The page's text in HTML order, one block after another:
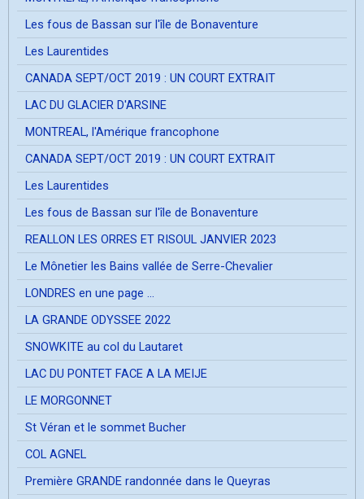
Les fous de Bassan sur l'île de Bonaventure
Les Laurentides
CANADA SEPT/OCT 2019 : UN COURT EXTRAIT
LAC DU GLACIER D'ARSINE
MONTREAL, l'Amérique francophone
CANADA SEPT/OCT 2019 : UN COURT EXTRAIT
Les Laurentides
Les fous de Bassan sur l'île de Bonaventure
REALLON LES ORRES ET RISOUL JANVIER 2023
Le Mônetier les Bains vallée de Serre-Chevalier
LONDRES en une page ...
LA GRANDE ODYSSEE 2022
SNOWKITE au col du Lautaret
LAC DU PONTET FACE A LA MEIJE
LE MORGONNET
St Véran et le sommet Bucher
COL AGNEL
Première GRANDE randonnée dans le Queyras